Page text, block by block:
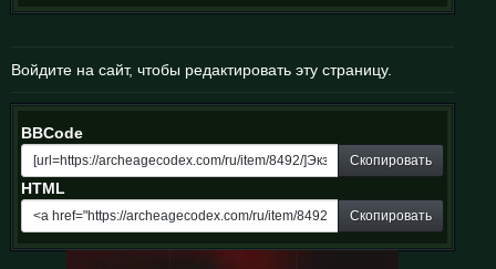
Войдите на сайт, чтобы редактировать эту страницу.
BBCode
Скопировать
HTML
Скопировать